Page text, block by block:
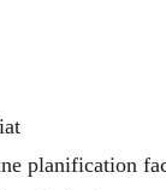
planification